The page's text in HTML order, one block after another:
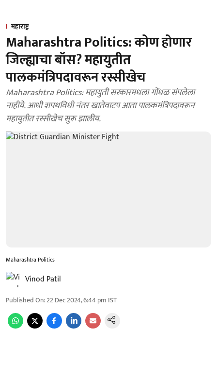
महाराष्ट्र
Maharashtra Politics: कोण होणार
जिल्ह्याचा बॉस? महायुतीत
पालकमंत्रिपदावरून रस्सीखेच
Maharashtra Politics: महायुती सरकारमधला गोंधळ संपलेला
नाहीये. आधी शपथविधी नंतर खातेवाटप आता पालकमंत्रिपदावरून
महायुतीत रस्सीखेच सुरू झालीय.
Maharashtra Politics
Vinod Patil
Published On:22 Dec 2024, 6:44 pm IST